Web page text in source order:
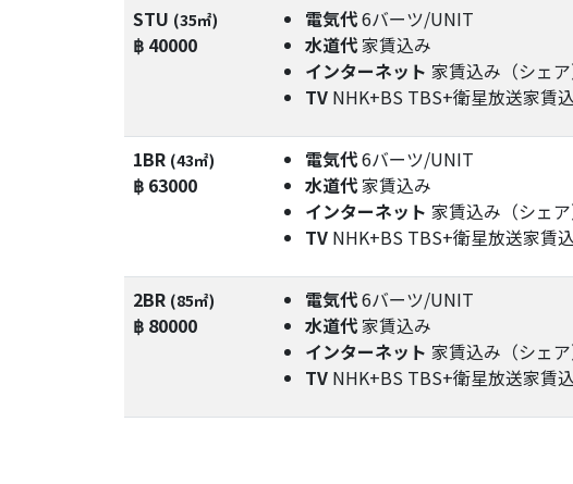
STU (35㎡)
฿ 40000
電気代6バーツ/UNIT
水道代家賃込み
インターネット 家賃込み（シェア
TV NHK+BS TBS+衛星放送家賃
1BR (43㎡)
฿ 63000
電気代6バーツ/UNIT
水道代家賃込み
インターネット 家賃込み（シェア
TV NHK+BS TBS+衛星放送家賃
2BR (85㎡)
฿ 80000
電気代6バーツ/UNIT
水道代家賃込み
インターネット 家賃込み（シェア
TV NHK+BS TBS+衛星放送家賃